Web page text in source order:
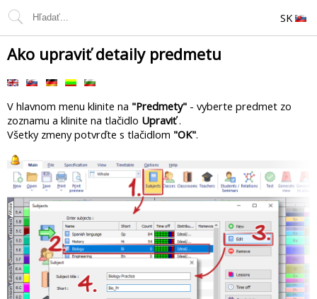
SK
Ako upraviť detaily predmetu
V hlavnom menu klinite na "Predmety" - vyberte predmet zo
zoznamu a klinite na tlačidlo Upraviť.
Všetky zmeny potvrďte s tlačidlom "OK".